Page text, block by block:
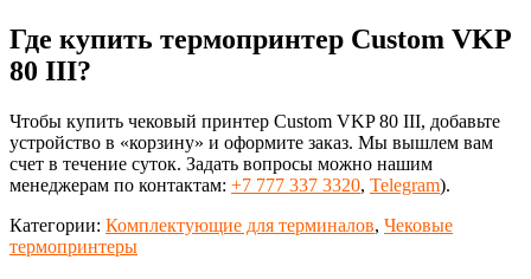
Где купить термопринтер Custom VKP
80 III?
Чтобы купить чековый принтер Custom VKP 80 III, добавьте
устройство в «корзину» и оформите заказ. Мы вышлем вам
счет в течение суток. Задать вопросы можно нашим
менеджерам по контактам: +7 777 337 3320, Telegram).
Категории: Комплектующие для терминалов, Чековые
термопринтеры